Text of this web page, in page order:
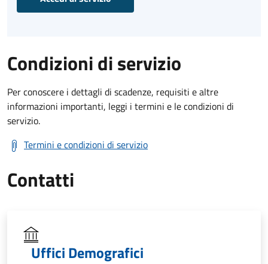
Condizioni di servizio
Per conoscere i dettagli di scadenze, requisiti e altre
informazioni importanti, leggi i termini e le condizioni di
servizio.
Termini e condizioni di servizio
Contatti
Uffici Demografici